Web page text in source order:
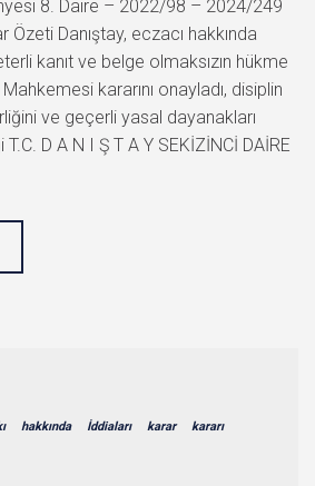
8. Daire – 2022/98 – 2024/249
Özeti Danıştay, eczacı hakkında
kanıt ve belge olmaksızın hükme
kararını onayladı, disiplin
ve geçerli yasal dayanakları
D A N I Ş T A Y SEKİZİNCİ DAİRE
hakkında İddiaları karar kararı